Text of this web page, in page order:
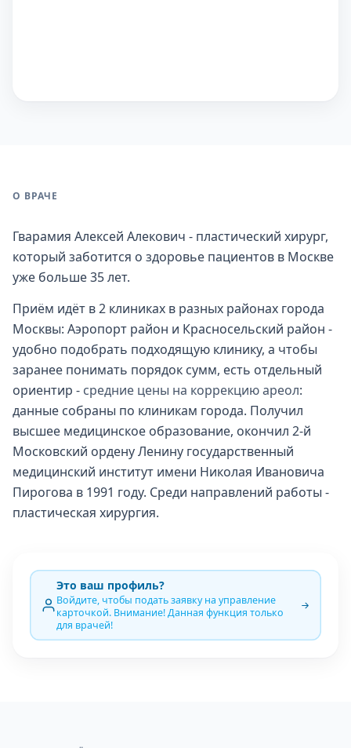
О ВРАЧЕ
Гварамия Алексей Алекович - пластический хирург,
который заботится о здоровье пациентов в Москве
уже больше 35 лет.
Приём идёт в 2 клиниках в разных районах города
Москвы: Аэропорт район и Красносельский район -
удобно подобрать подходящую клинику, а чтобы
заранее понимать порядок сумм, есть отдельный
ориентир - средние цены на коррекцию ареол:
данные собраны по клиникам города. Получил
высшее медицинское образование, окончил 2-й
Московский ордену Ленину государственный
медицинский институт имени Николая Ивановича
Пирогова в 1991 году. Среди направлений работы -
пластическая хирургия.
Это ваш профиль?
Войдите, чтобы подать заявку на управление
карточкой. Внимание! Данная функция только
для врачей!